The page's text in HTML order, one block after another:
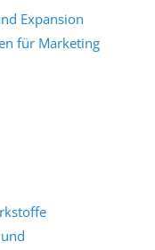
Expansion
für Marketing